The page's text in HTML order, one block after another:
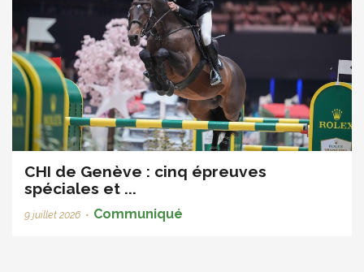
CHI de Genève : cinq épreuves
spéciales et ...
9 juillet 2026 • Communiqué